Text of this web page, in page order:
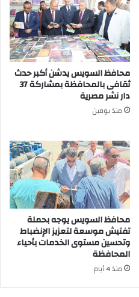
محافظ السويس يدشن أكبر حدث
ثقافى بالمحافظة بمشاركة 37
دار نشر مصرية
منذ يومين
محافظ السويس يوجه بحملة
تفتيش موسعة لتعزيز الإنضباط
وتحسين مستوى الخدمات بأحياء
المحافظة
منذ 4 أيام